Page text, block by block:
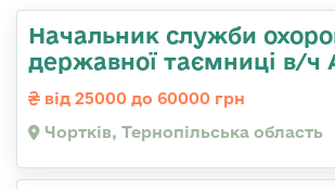
Начальник служби
державної таємниці в/ч
від 25000 до 60000 грн
Чортків, Тернопільська область